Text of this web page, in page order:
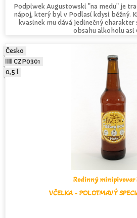
Podpiwek Augustowski "na medu" je
nápoj, který byl v Podlasí kdysi běžný.
kvasinek mu dává jedinečný
obsahu alkoholu asi
Rodinný minipivovar
VČELKA - POLOTMAVÝ
Česko
CZP0301
0,5 l